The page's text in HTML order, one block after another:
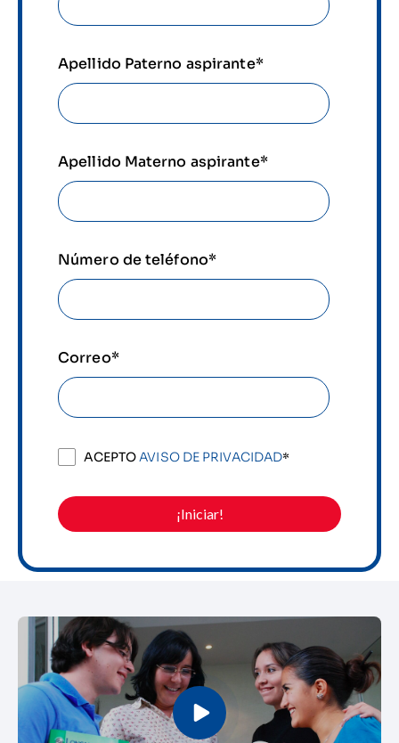
Apellido Paterno aspirante*
Apellido Materno aspirante*
Número de teléfono*
Correo*
ACEPTOAVISO DE PRIVACIDAD*